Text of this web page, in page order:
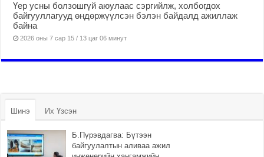
Үер усны болзошгүй аюулаас сэргийлж, холбогдох
байгууллагууд өндөржүүлсэн бэлэн байдалд ажиллаж
байна
2026 оны 7 сар 15 / 13 цаг 06 минут
Шинэ Их Үзсэн
Б.Пүрэвдагва: Бүтээн
байгуулалтын аливаа ажил